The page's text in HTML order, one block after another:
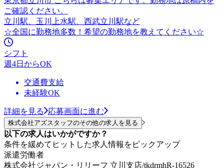
ご確認ください。
立川駅、玉川上水駅、西武立川駅など
☆全国に勤務地多数！希望の勤務地を教えてください☆
シフト
週4日からOK
交通費支給
未経験OK
詳細を見る 応募画面に進む
株式会社アズスタッフのその他の求人を見る
以下の求人はいかがですか？
条件を緩めてヒットした求人情報をピックアップ
派遣労働者
株式会社ジャパン・リリーフ 立川支店/tkdrmhR-16526